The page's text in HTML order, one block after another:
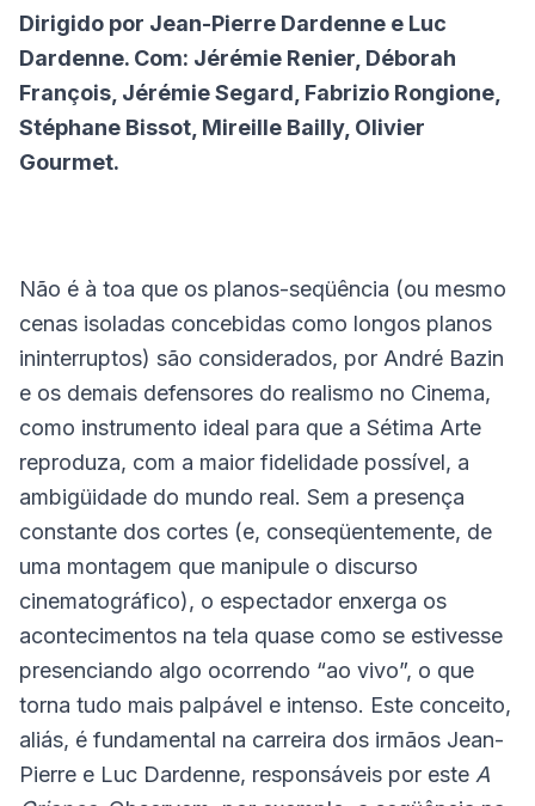
Dirigido por Jean-Pierre Dardenne e Luc
Dardenne. Com: Jérémie Renier, Déborah
François, Jérémie Segard, Fabrizio Rongione,
Stéphane Bissot, Mireille Bailly, Olivier
Gourmet.
Não é à toa que os planos-seqüência (ou mesmo
cenas isoladas concebidas como longos planos
ininterruptos) são considerados, por André Bazin
e os demais defensores do realismo no Cinema,
como instrumento ideal para que a Sétima Arte
reproduza, com a maior fidelidade possível, a
ambigüidade do mundo real. Sem a presença
constante dos cortes (e, conseqüentemente, de
uma montagem que manipule o discurso
cinematográfico), o espectador enxerga os
acontecimentos na tela quase como se estivesse
presenciando algo ocorrendo “ao vivo”, o que
torna tudo mais palpável e intenso. Este conceito,
aliás, é fundamental na carreira dos irmãos Jean-
Pierre e Luc Dardenne, responsáveis por este A